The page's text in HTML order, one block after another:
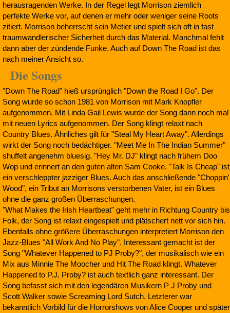
herausragenden Werke. In der Regel legt Morrison ziemlich
perfekte Werke vor, auf denen er mehr oder weniger seine Roots
zitiert. Morrison beherrscht sein Metier und spielt sich oft in fast
traumwandlerischer Sicherheit durch das Material. Manchmal fehlt
dann aber der zündende Funke. Auch auf Down The Road ist das
nach meiner Ansicht so.
Die Songs
"Down The Road" hieß ursprünglich "Down the Road I Go". Der
Song wurde so schon 1981 von Morrison mit Mark Knopfler
aufgenommen. Mit Linda Gail Lewis wurde der Song dann noch mal
mit neuen Lyrics aufgenommen. Der Song klingt relaxt nach
Country Blues. Ähnliches gilt für "Steal My Heart Away". Allerdings
wirkt der Song noch bedächtiger. "Meet Me In The Indian Summer"
shuffelt angenehm bluesig. "Hey Mr. DJ" klingt nach frühem Doo
Wop und erinnert an den guten alten Sam Cooke. "Talk Is Cheap" ist
ein verschleppter jazziger Blues. Auch das anschließende "Choppin'
Wood", ein Tribut an Morrisons verstorbenen Vater, ist ein Blues
ohne die ganz großen Überraschungen.
"What Makes the Irish Heartbeat" geht mehr in Richtung Country bis
Folk, der Song ist relaxt eingespielt und plätschert nett vor sich hin.
Ebenfalls ohne größere Überraschungen interpretiert Morrison den
Jazz-Blues "All Work And No Play". Interessant gemacht ist der
Song "Whatever Happened to PJ Proby?", der musikalisch wie ein
Mix aus Minnie The Moocher und Hit The Road klingt. Whatever
Happened to P.J. Proby? ist auch textlich ganz interessant. Der
Song befasst sich mit den legendären Musikern P J Proby und
Scott Walker sowie Screaming Lord Sutch. Letzterer war
bekanntlich Vorbild für die Horrorshows von Alice Cooper und später